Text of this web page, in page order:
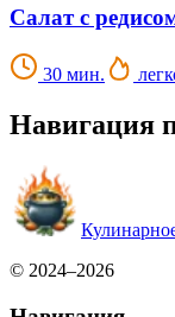
Салат с
30 мин.
Навигация
© 2024–2026